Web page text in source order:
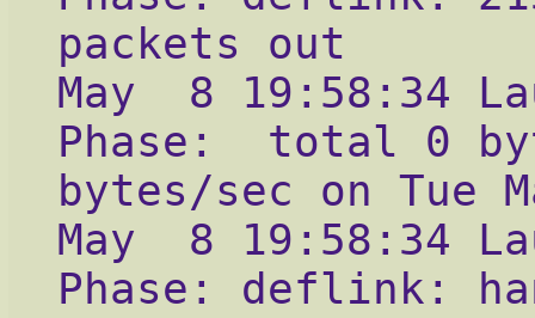
packets out
May  8 19:58:34
Phase:  total 0
bytes/sec on Tue
May  8 19:58:34
Phase: deflink: